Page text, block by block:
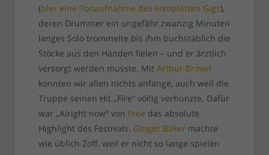
(hier eine Tonaufnahme des kompletten Gigs),
deren Drummer ein ungefähr zwanzig Minuten
langes Solo trommelte bis ihm buchstäblich die
Stöcke aus den Händen fielen – und er ärztlich
versorgt werden musste. Mit Arthur Brown
konnten wir allen nichts anfange, auch weil die
Truppe seinen Hit „Fire“ völlig verhunzte. Dafür
war „Alright now“ von Free das absolute
Highlight des Festivals. Ginger Bakermachte
wie üblich Zoff, weil er nicht so lange spielen